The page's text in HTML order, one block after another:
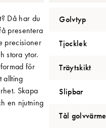
Då har du
presentera
precisioner
stora ytor.
för
allting
Skapa
en njutning
Golvtyp
Tjocklek
Träytskikt
Slipbar
Tål golvvärme